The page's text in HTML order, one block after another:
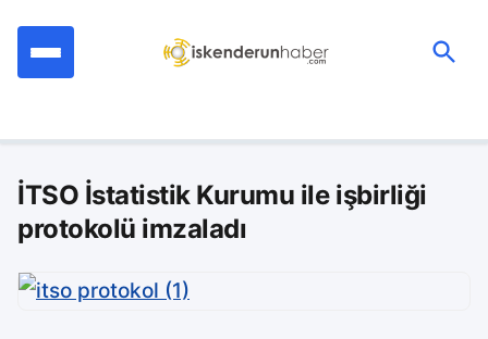
İTSO İstatistik Kurumu ile işbirliği
protokolü imzaladı